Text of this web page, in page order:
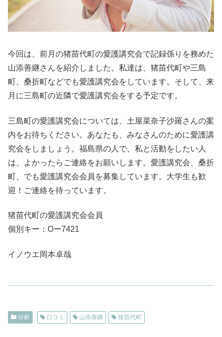
今回は、前月の猪苗代町の愛護講究会で記録係りを務めた
山添善継さんを紹介しました。私達は、猪苗代町や三島
町、桑折町などでも愛護講究会をしています。そして、来
月に三島町の近隣で愛護講究会をする予定です。
三島町の愛護講究会については、土屋菜奈子沙羅さんの案
内をお待ちください。あなたも、みなさんのために愛護講
究会をしましょう。福島県の人で、私と活動をしたい人
は、よかったらご連絡をお願いします。愛護講究会、桑折
町、でも愛護講究会会員を募集しています。大学生も歓
迎！ご連絡を待っています。
猪苗代町の愛護講究会会員
個別キー：Oー7421
イノウエ岡本卓哉
分析 口コミ 山添善継 猪苗代町